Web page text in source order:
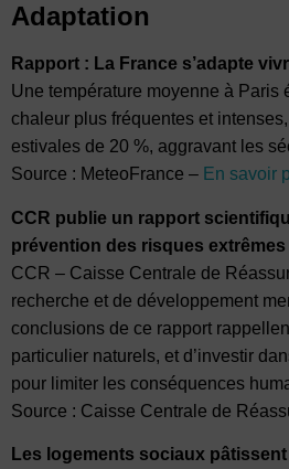
Adaptation
Rapport : La France s’adapte
Une température moyenne à Paris
chaleur plus fréquentes et
estivales de 20 %, aggravant les
Source : MeteoFrance – En savoir
CCR publie un rapport
prévention des risques extrêmes
CCR – Caisse Centrale de
recherche et de développement
conclusions de ce rapport
particulier naturels, et d’investir
pour limiter les conséquences
Source : Caisse Centrale de
Les logements sociaux